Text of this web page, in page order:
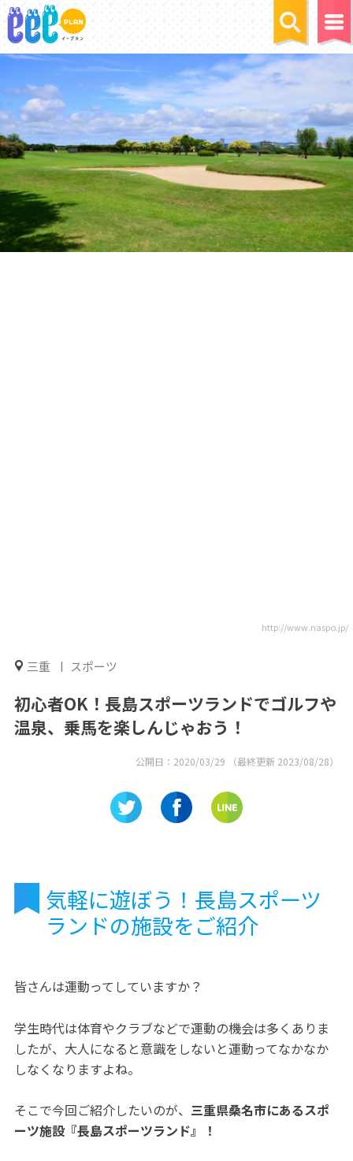
http://www.naspo.jp/
三重 スポーツ
初心者OK！長島スポーツランドでゴルフや
温泉、乗馬を楽しんじゃおう！
公開日： 2020/03/29 （最終更新 2023/08/28）
気軽に遊ぼう！長島スポーツ
ランドの施設をご紹介
皆さんは運動ってしていますか？
学生時代は体育やクラブなどで運動の機会は多くありま
したが、大人になると意識をしないと運動ってなかなか
しなくなりますよね。
そこで今回ご紹介したいのが、 三重県桑名市にあるスポ
ーツ施設『長島スポーツランド』！